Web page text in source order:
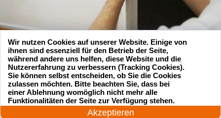
Suchen Sie einen Schlüsseldienst
zu einem vernünftigen Preis?
24 Stunden am Tag
Akzeptieren
Wir nutzen Cookies auf unserer Website. Einige von
ihnen sind essenziell für den Betrieb der Seite,
während andere uns helfen, diese Website und die
Nutzererfahrung zu verbessern (Tracking Cookies).
Sie können selbst entscheiden, ob Sie die Cookies
zulassen möchten. Bitte beachten Sie, dass bei
einer Ablehnung womöglich nicht mehr alle
Funktionalitäten der Seite zur Verfügung stehen.